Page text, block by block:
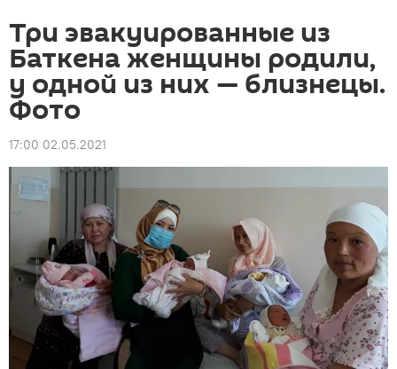
Три эвакуированные из
Баткена женщины родили,
у одной из них — близнецы.
Фото
17:00 02.05.2021